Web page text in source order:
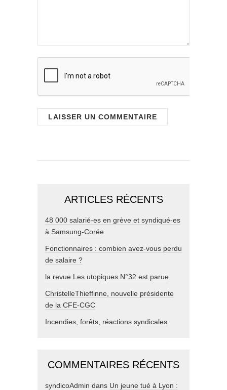
ARTICLES RÉCENTS
48 000 salarié-es en grève et syndiqué-es
à Samsung-Corée
Fonctionnaires : combien avez-vous perdu
de salaire ?
la revue Les utopiques N°32 est parue
ChristelleThieffinne, nouvelle présidente
de la CFE-CGC
Incendies, forêts, réactions syndicales
COMMENTAIRES RÉCENTS
syndicoAdmin dans Un jeune tué à Lyon :